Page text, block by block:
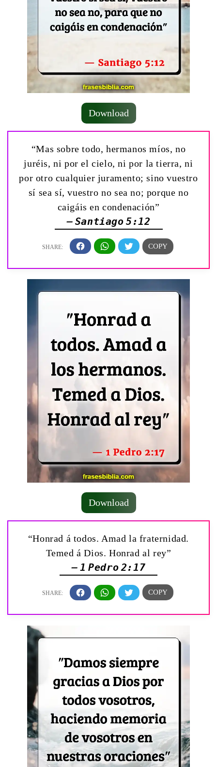
Download
“Mas sobre todo, hermanos míos, no
juréis, ni por el cielo, ni por la tierra, ni
por otro cualquier juramento; sino vuestro
sí sea sí, vuestro no sea no; porque no
caigáis en condenación”
— Santiago 5:12
Download
“Honrad á todos. Amad la fraternidad.
Temed á Dios. Honrad al rey”
— 1 Pedro 2:17